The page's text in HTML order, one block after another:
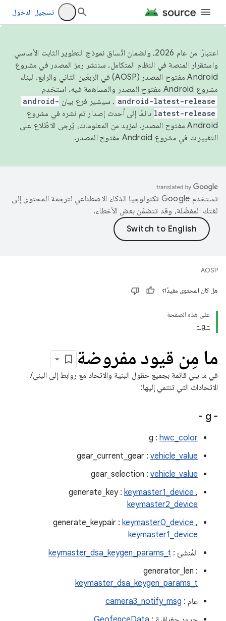
تسجيل الدخول
اعتبارًا من عام 2026، ولضمان اتّساق نموذج التطوير الثابت الأساسي
واستقرار المنصة في النظام المتكامل، سننشر رمز المصدر في مشروع
Android مفتوح المصدر (AOSP) في الربعَين الثاني والرابع. لبناء
مشروع Android مفتوح المصدر والمساهمة فيه، استخدِم
android-latest-release . سيشير فرع بيان android-
latest-release دائمًا إلى أحدث إصدار تم نشره في مشروع
Android مفتوح المصدر. لمزيد من المعلومات، يُرجى الاطّلاع على
التغييرات في مشروع Android مفتوح المصدر
.
تستخدم Google تكنولوجيا الذكاء الاصطناعي لترجمة المحتوى إلى
لغتك المفضّلة، وقد تتضمّن بعض الأخطاء.
AOSP
هل كان المحتوى مفيدًا؟
على هذه الصفحة
- g -
ما مِن قيود مفروضة
في ما يلي قائمة بجميع حقول البنية والاتحاد مع روابط إلى البنى/
الاتحادات التي تنتمي إليها:
- g -
g : hwc_color
gear_current_gear : vehicle_value
gear_selection : vehicle_value
generate_key : keymaster1_device ,
keymaster2_device
generate_keypair : keymaster0_device ,
keymaster1_device
المُنشئ : keymaster_dsa_keygen_params_t
generator_len :
keymaster_dsa_keygen_params_t
عام : camera3_notify_msg